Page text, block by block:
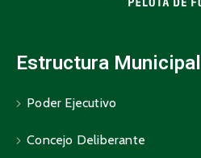
Estructura Municipal
Poder Ejecutivo
Concejo Deliberante